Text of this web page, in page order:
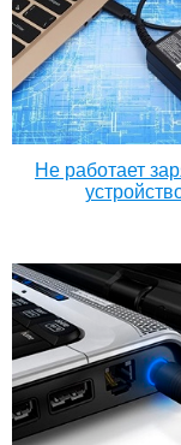
Не работает